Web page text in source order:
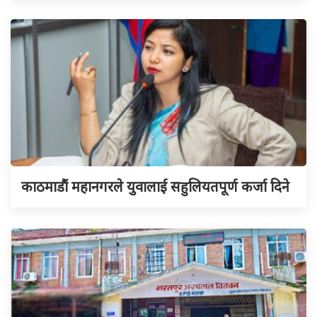
काठमाडौं महानगरले युवालाई सहुलियतपूर्ण कर्जा दिने